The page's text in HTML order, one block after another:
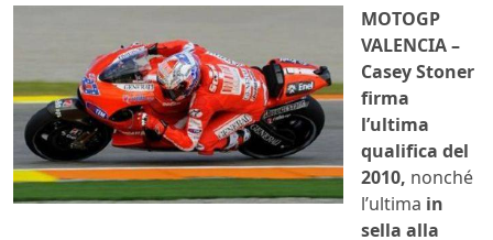
MOTOGP
VALENCIA –
Casey Stoner
firma
l’ultima
qualifica del
2010, nonché
l’ultima in
sella alla